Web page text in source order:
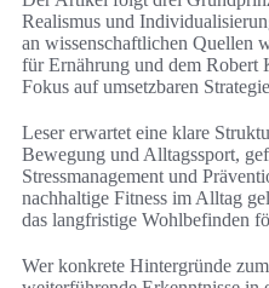
Realismus und
an wissenschaftlichen Quellen
für Ernährung und dem Robert
Fokus auf umsetzbaren
Leser erwartet eine klare
Bewegung und Alltagssport,
Stressmanagement und
nachhaltige Fitness im Alltag
das langfristige Wohlbefinden
Wer konkrete Hintergründe